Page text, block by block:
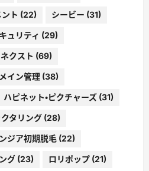
ト (22) シービー (31)
ュリティ (29)
クスト (69)
イン管理 (38)
ハピネット・ピクチャーズ (31)
タリング (28)
ジア初期脱毛 (22)
グ (23) ロリポップ (21)